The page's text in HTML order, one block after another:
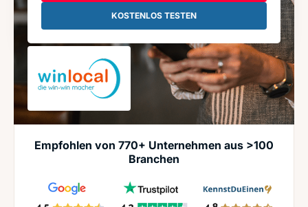
KOSTENLOS TESTEN
Empfohlen von 770+ Unternehmen aus >100
Branchen